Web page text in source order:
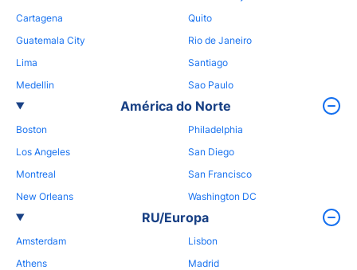
Cartagena
Guatemala City
Lima
Medellin
Quito
Rio de Janeiro
Santiago
Sao Paulo
América do Norte
Boston
Los Angeles
Montreal
New Orleans
Philadelphia
San Diego
San Francisco
Washington DC
RU/Europa
Amsterdam
Athens
Lisbon
Madrid